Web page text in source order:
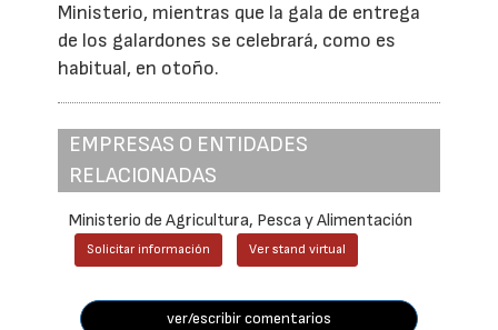
Ministerio, mientras que la gala de entrega
de los galardones se celebrará, como es
habitual, en otoño.
EMPRESAS O ENTIDADES
RELACIONADAS
Ministerio de Agricultura, Pesca y Alimentación
Solicitar información Ver stand virtual
ver/escribir comentarios